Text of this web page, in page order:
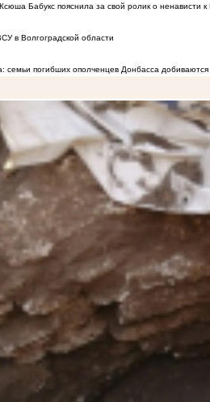
Бабукс пояснила за свой ролик о ненависти
в Волгоградской области
погибших ополченцев Донбасса добиваются